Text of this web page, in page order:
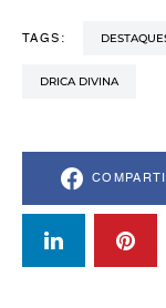
TAGS:
DRICA DIVINA